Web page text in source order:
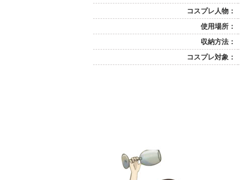
コスプレ人物：
使用場所：
収納方法：
コスプレ対象：